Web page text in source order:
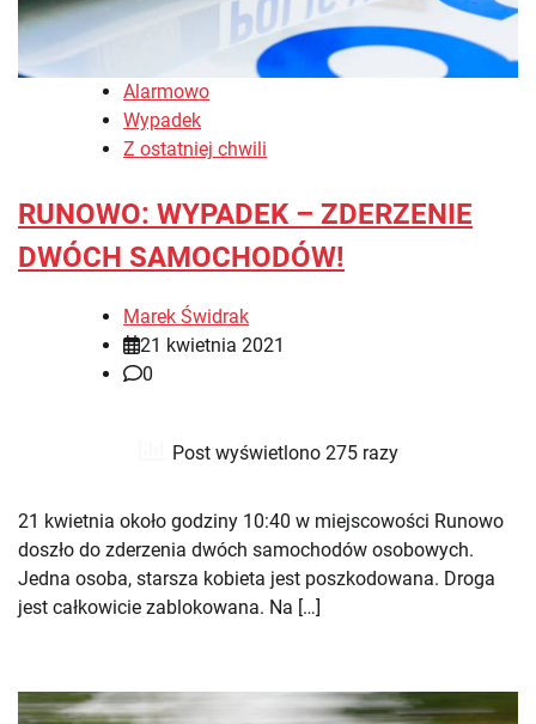
Alarmowo
Wypadek
Z ostatniej chwili
RUNOWO: WYPADEK – ZDERZENIE
DWÓCH SAMOCHODÓW!
Marek Świdrak
21 kwietnia 2021
0
Post wyświetlono 275 razy
21 kwietnia około godziny 10:40 w miejscowości Runowo
doszło do zderzenia dwóch samochodów osobowych.
Jedna osoba, starsza kobieta jest poszkodowana. Droga
jest całkowicie zablokowana. Na […]